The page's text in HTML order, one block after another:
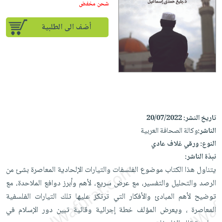
إختياراتنا
كتب
أكاديمية
صندوق
القراءة
iKitab
بلا
حدود
أسئلة
يتكرر
iKitab
على
Android
تحميل
iKitab
على
Apple
أسئلة
يتكرر
طرحها
تحميل
masmu3
على
masmu3
على
Apple
المواضيع
الأكثر
مبيعاً
إختياراتنا
وسائل
القراءة
جوائز
تعليمية
الصحة
والعناية
الشخصية
أجهزة
العناية
الشخصية
العناية
وتصفيف
الشعر
العناية
بالجسم
المطبخ
والسفرة
الكل
أواني
الطهي
أدوات
متجر
الهدايا
أقسام
شحن مخفض
أضف الى الطلبية
تاريخ النشر:20/07/2022
الناشر:وكالة الصحافة العربية
النوع:ورقي غلاف عادي
نبذة الناشر:
يتناول هذا الكتاب موضوع الفلسفات والتيارات الإلحادية المعاصرة بشئ من
الرصد والتحليل والتفسير، مع عرض سريع، لأهم وأبرز دوافع الملاحدة، مع
توضيح لأهم المبادئ والأفكار التي ترتكز عليها تلك التيارات الفلسفية
المعاصرة ، ويعرض المؤلف خطة إجرائية وقائية تبين دور الإسلام في